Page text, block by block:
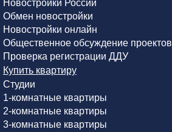
Новостройки России
Обмен новостройки
Новостройки онлайн
Общественное обсуждение проектов
Проверка регистрации ДДУ
Купить квартиру
Студии
1-комнатные квартиры
2-комнатные квартиры
3-комнатные квартиры